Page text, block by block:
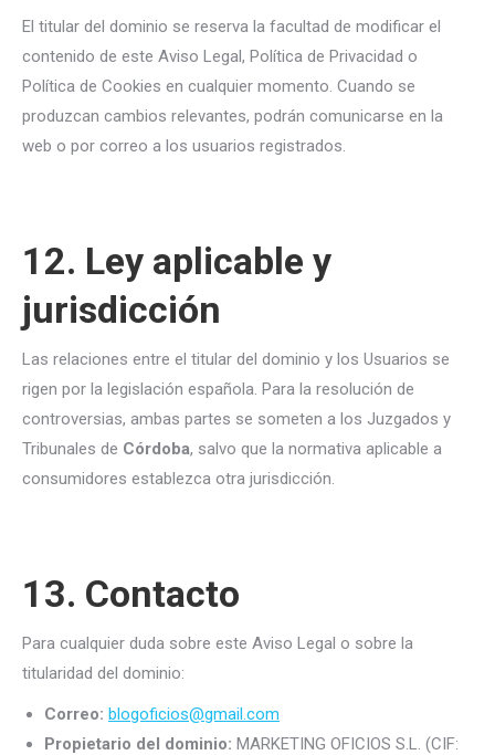
El titular del dominio se reserva la facultad de modificar el
contenido de este Aviso Legal, Política de Privacidad o
Política de Cookies en cualquier momento. Cuando se
produzcan cambios relevantes, podrán comunicarse en la
web o por correo a los usuarios registrados.
12. Ley aplicable y
jurisdicción
Las relaciones entre el titular del dominio y los Usuarios se
rigen por la legislación española. Para la resolución de
controversias, ambas partes se someten a los Juzgados y
Tribunales de Córdoba, salvo que la normativa aplicable a
consumidores establezca otra jurisdicción.
13. Contacto
Para cualquier duda sobre este Aviso Legal o sobre la
titularidad del dominio:
Correo: blogoficios@gmail.com
Propietario del dominio: MARKETING OFICIOS S.L. (CIF: